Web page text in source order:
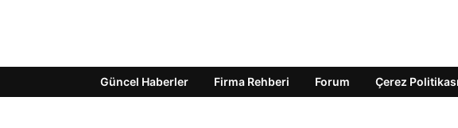
Güncel Haberler Firma Rehberi Forum Çerez Politikası